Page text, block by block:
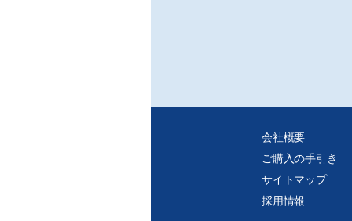
会社概要
ご購入の手引き
サイトマップ
採用情報